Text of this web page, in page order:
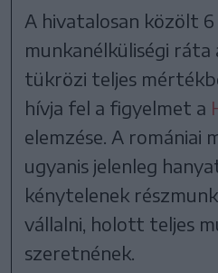
A hivatalosan közölt 6
munkanélküliségi ráta
tükrözi teljes
hívja fel a figyelmet a
elemzése. A romániai
ugyanis jelenleg
kénytelenek
vállalni, holott teljes
szeretnének.